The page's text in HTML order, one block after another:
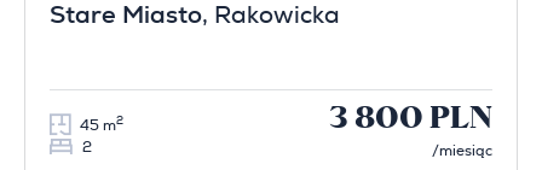
Stare Miasto, Rakowicka
45 m2
2
3 800 PLN
/miesiąc